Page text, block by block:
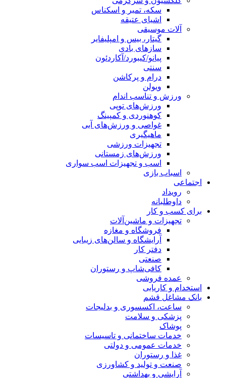
سکه، تمبر و اسکناس
اشیای عتیقه
آلات موسیقی
گیتار، بیس و امپلیفایر
سازهای بادی
پیانو/کیبورد/آکاردئون
سنتی
درام و پرکاشن
ویولن
ورزش و تناسب اندام
ورزش‌های توپی
کوهنوردی و کمپینگ
غواصی و ورزش‌های آبی
ماهیگیری
تجهیزات ورزشی
ورزش‌های زمستانی
اسب و تجهیزات اسب سواری
اسباب‌ بازی
اجتماعی
رویداد
داوطلبانه
برای کسب و کار
تجهیزات و ماشین‌آلات
فروشگاه و مغازه
آرایشگاه و سالن‌های زیبایی
دفتر کار
صنعتی
کافی‌شاپ و رستوران
عمده فروشی
استخدام و کاریابی
بانک مشاغل قشم
ساعت، اکسسوری و بدلیجات
پزشکی و سلامت
پوشاک
خدمات ساختمانی و تاسیسات
خدمات عمومی و دولتی
غذا و رستوران
صنعت و تولید و کشاورزی
آرایشی و بهداشتی